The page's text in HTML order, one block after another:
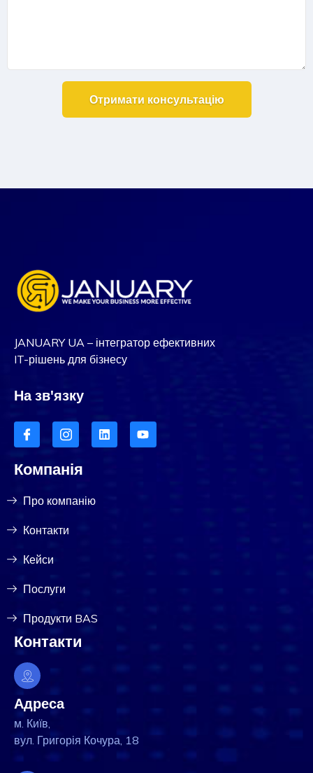
JANUARY UA – інтегратор ефективних
IT-рішень для бізнесу
На зв'язку
Компанія
Про компанію
Контакти
Кейси
Послуги
Продукти BAS
Контакти
Адреса
м. Київ,
вул. Григорія Кочура, 18